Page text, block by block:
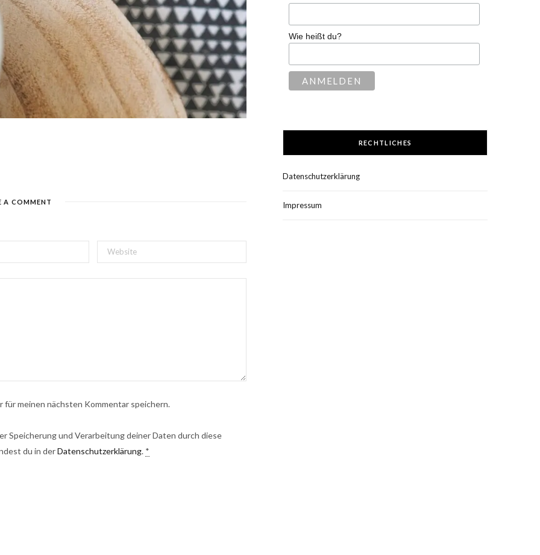
A COMMENT
für meinen nächsten Kommentar speichern.
Speicherung und Verarbeitung deiner Daten durch diese
du in derDatenschutzerklärung. *
Wie heißt du?
RECHTLICHES
Datenschutzerklärung
Impressum